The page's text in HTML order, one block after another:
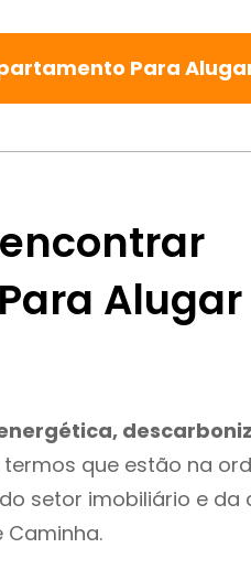
Para
que estão na
setor imobiliário e